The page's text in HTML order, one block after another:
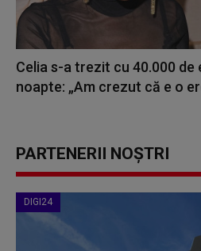
Celia s-a trezit cu 40.000 de
noapte: „Am crezut că e o
PARTENERII NOȘTRI
DIGI24